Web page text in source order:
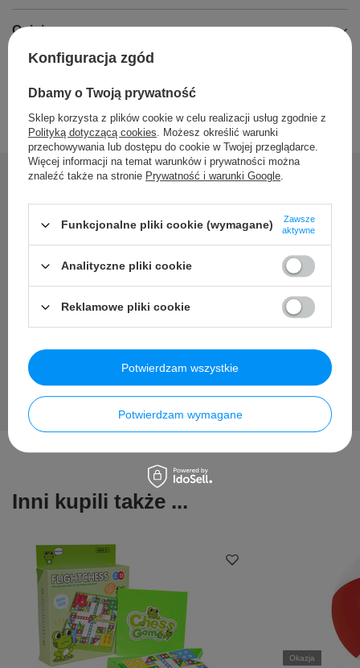
Opinie
Potrzebujesz pomocy? Masz
pytania?
Zadaj pytanie a my odpowiemy niezwłocznie, najciekawsze
Inni kupili także ...
Okazja
Konfiguracja zgód
Dbamy o Twoją prywatność
Sklep korzysta z plików cookie w celu realizacji usług zgodnie z
Polityką dotyczącą cookies. Możesz określić warunki
przechowywania lub dostępu do cookie w Twojej przeglądarce.
Więcej informacji na temat warunków i prywatności można
znaleźć także na stronie Prywatność i warunki Google.
Funkcjonalne pliki cookie (wymagane)
Zawsze
aktywne
Analityczne pliki cookie
Reklamowe pliki cookie
Potwierdzam wymagane
Potwierdzam wszystkie